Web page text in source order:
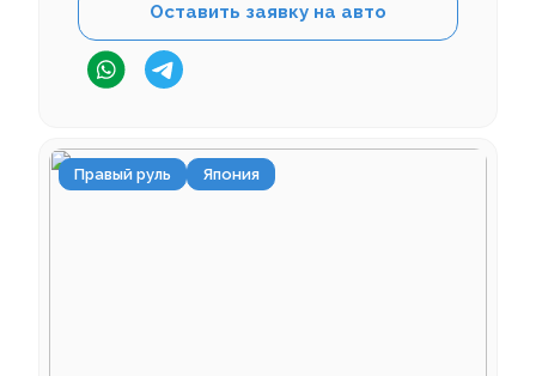
Оставить заявку на авто
Правый руль Япония